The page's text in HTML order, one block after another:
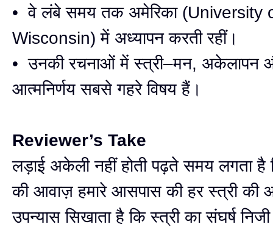
• वे लंबे समय तक अमेरिका (University
Wisconsin) में अध्यापन करती रहीं।
• उनकी रचनाओं में स्त्री–मन, अकेलापन
आत्मनिर्णय सबसे गहरे विषय हैं।
Reviewer’s Take
लड़ाई अकेली नहीं होती पढ़ते समय लगता है
की आवाज़ हमारे आसपास की हर स्त्री की
उपन्यास सिखाता है कि स्त्री का संघर्ष